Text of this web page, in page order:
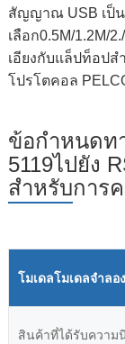
สัญญาณ USB เป็น
เลือก0.5M/1.2M/
เอียงกับแล็ปท็อป
โปรโตคอล
ข้อกำหนดท
5119ไปยัง
สำหรับการ
โมเดลโมเดลจำลอง
สินค้าที่ได้รับความ